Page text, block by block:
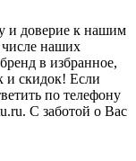
и доверие к нашим
числе наших
в избранное,
и скидок! Если
по телефону
С заботой о Вас